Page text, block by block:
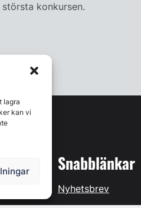
lagra
kan vi
konkursen.
Snabblänkar
Nyhetsbrev